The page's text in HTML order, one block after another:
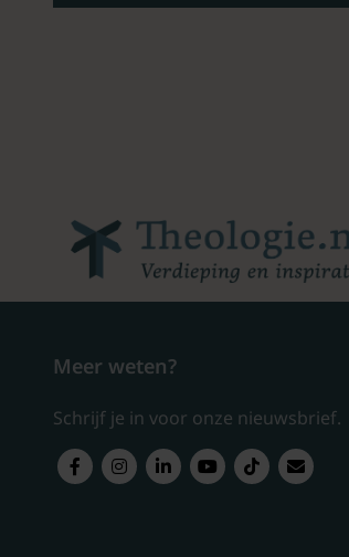
Meer weten?
Schrijf je in voor onze nieuwsbrief.